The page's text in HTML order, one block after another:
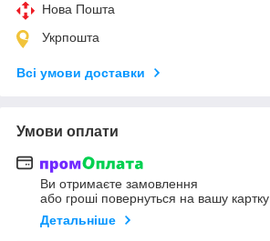
Нова Пошта
Укрпошта
Всі умови доставки
Умови оплати
Ви отримаєте замовлення
або гроші повернуться на вашу картку
Детальніше